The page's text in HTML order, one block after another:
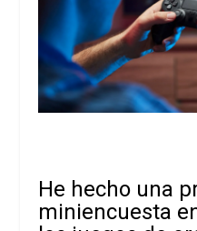
He hecho una
miniencuesta